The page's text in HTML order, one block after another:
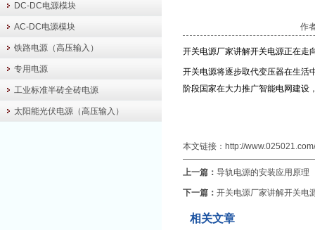
DC-DC电源模块
AC-DC电源模块
铁路电源（高压输入）
专用电源
工业标准半砖全砖电源
太阳能光伏电源（高压输入）
作
开关电源厂家讲解开关电源正在走
开关电源将逐步取代变压器在生活
阶段国家在大力推广智能电网建设
本文链接： http://
上一篇： 导轨电源的安装应用原理
下一篇： 开关电源厂家讲解开关电
相关文章